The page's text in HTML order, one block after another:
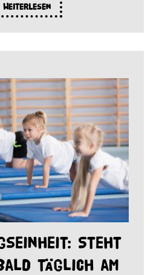
Weiterlesen
Steht
täglich am